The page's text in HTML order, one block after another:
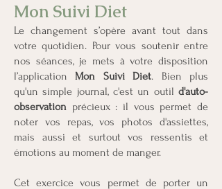
Mon Suivi Diet
Le changement s’opère avant tout dans
votre quotidien. Pour vous soutenir entre
nos séances, je mets à votre disposition
l’applicationMon Suivi Diet. Bien plus
qu'un simple journal, c'est un outil d'auto-
observation précieux : il vous permet de
noter vos repas, vos photos d'assiettes,
mais aussi et surtout vos ressentis et
émotions au moment de manger.
Cet exercice vous permet de porter un